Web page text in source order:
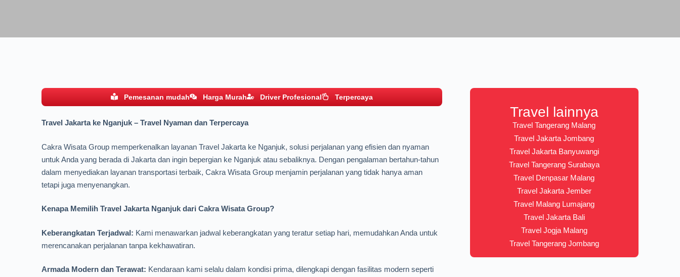
Pemesanan mudah Harga Murah Driver Profesional Terpercaya
Travel Jakarta ke Nganjuk – Travel Nyaman dan Terpercaya
Cakra Wisata Group memperkenalkan layanan Travel Jakarta ke Nganjuk, solusi perjalanan yang efisien dan nyaman
untuk Anda yang berada di Jakarta dan ingin bepergian ke Nganjuk atau sebaliknya. Dengan pengalaman bertahun-tahun
dalam menyediakan layanan transportasi terbaik, Cakra Wisata Group menjamin perjalanan yang tidak hanya aman
tetapi juga menyenangkan.
Kenapa Memilih Travel Jakarta Nganjuk dari Cakra Wisata Group?
Keberangkatan Terjadwal: Kami menawarkan jadwal keberangkatan yang teratur setiap hari, memudahkan Anda untuk
merencanakan perjalanan tanpa kekhawatiran.
Armada Modern dan Terawat: Kendaraan kami selalu dalam kondisi prima, dilengkapi dengan fasilitas modern seperti
Travel lainnya
Travel Tangerang Malang
Travel Jakarta Jombang
Travel Jakarta Banyuwangi
Travel Tangerang Surabaya
Travel Denpasar Malang
Travel Jakarta Jember
Travel Malang Lumajang
Travel Jakarta Bali
Travel Jogja Malang
Travel Tangerang Jombang